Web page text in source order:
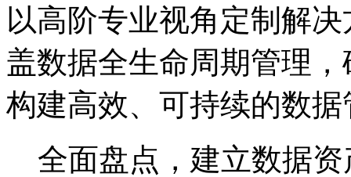
以高阶专业视角定制解决方
盖数据全生命周期管理
构建高效、可持续的数
全面盘点，建立数据